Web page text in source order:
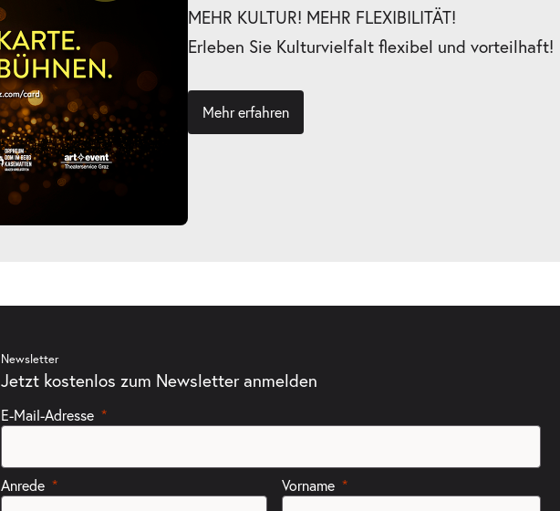
MEHR KULTUR! MEHR FLEXIBILITÄT!
Erleben Sie Kulturvielfalt flexibel und vorteilhaft!
Mehr erfahren
Newsletter
Jetzt kostenlos zum Newsletter anmelden
E-Mail-Adresse
Anrede Vorname